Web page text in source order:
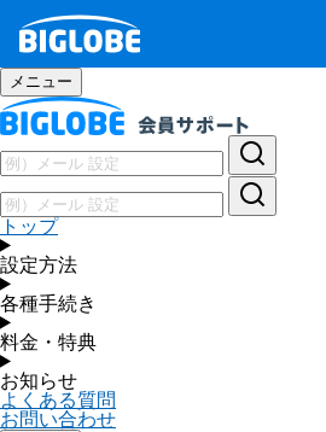
メニュー
トップ
設定方法
各種手続き
料金・特典
お知らせ
よくある質問
お問い合わせ